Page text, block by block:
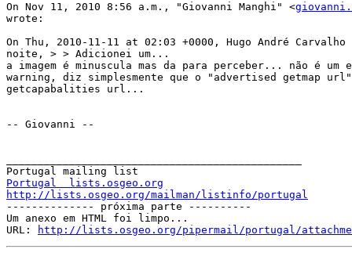
On Nov 11, 2010 8:56 a.m., "Giovanni Manghi" <
wrote:
On Thu, 2010-11-11 at 02:03 +0000, Hugo André
noite, > > Adicionei um...
a imagem é minuscula mas da para perceber... não é um
warning, diz simplesmente que o "advertised getmap
getcapabalities url...
-- Giovanni --
Portugal  lists.osgeo.org
http://lists.osgeo.org/mailman/listinfo/portugal
-------------- próxima parte ----------
Um anexo em HTML foi limpo...
URL:
http://lists.osgeo.org/pipermail/portugal/